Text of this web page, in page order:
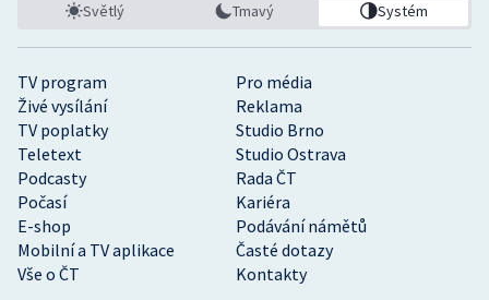
TV program
Pro média
Živé vysílání
Reklama
TV poplatky
Studio Brno
Teletext
Studio Ostrava
Podcasty
Rada ČT
Počasí
Kariéra
E-shop
Podávání námětů
Mobilní a TV aplikace
Časté dotazy
Vše o ČT
Kontakty
Světlý Tmavý Systém